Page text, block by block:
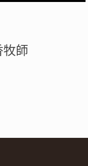
牧師